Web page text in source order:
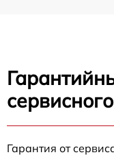
Гарантия от